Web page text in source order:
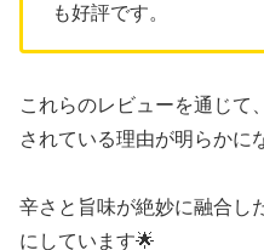
も好評です。
これらのレビューを通じて
されている理由が明らかに
辛さと旨味が絶妙に融合し
にしています🌟